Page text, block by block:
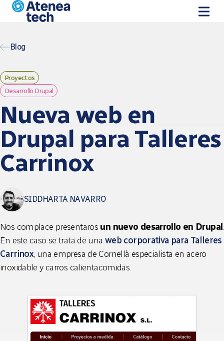
Vés al contingut
Blog
Proyectos
Desarrollo Drupal
Nueva web en
Drupal para Talleres
Carrinox
SIDDHARTA NAVARRO
Nos complace presentaros un nuevo desarrollo en Drupal.
En este caso se trata de una web corporativa para Talleres
Carrinox, una empresa de Cornellà especialista en acero
inoxidable y carros calientacomidas.